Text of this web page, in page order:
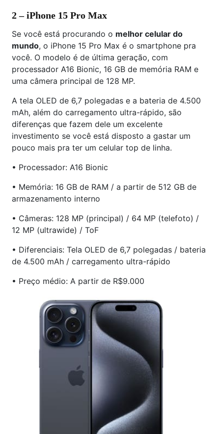
2 – iPhone 15 Pro Max
Se você está procurando o melhor celular do
mundo, o iPhone 15 Pro Max é o smartphone pra
você. O modelo é de última geração, com
processador A16 Bionic, 16 GB de memória RAM e
uma câmera principal de 128 MP.
A tela OLED de 6,7 polegadas e a bateria de 4.500
mAh, além do carregamento ultra-rápido, são
diferenças que fazem dele um excelente
investimento se você está disposto a gastar um
pouco mais pra ter um celular top de linha.
• Processador: A16 Bionic
• Memória: 16 GB de RAM / a partir de 512 GB de
armazenamento interno
• Câmeras: 128 MP (principal) / 64 MP (telefoto) /
12 MP (ultrawide) / ToF
• Diferenciais: Tela OLED de 6,7 polegadas / bateria
de 4.500 mAh / carregamento ultra-rápido
• Preço médio: A partir de R$9.000